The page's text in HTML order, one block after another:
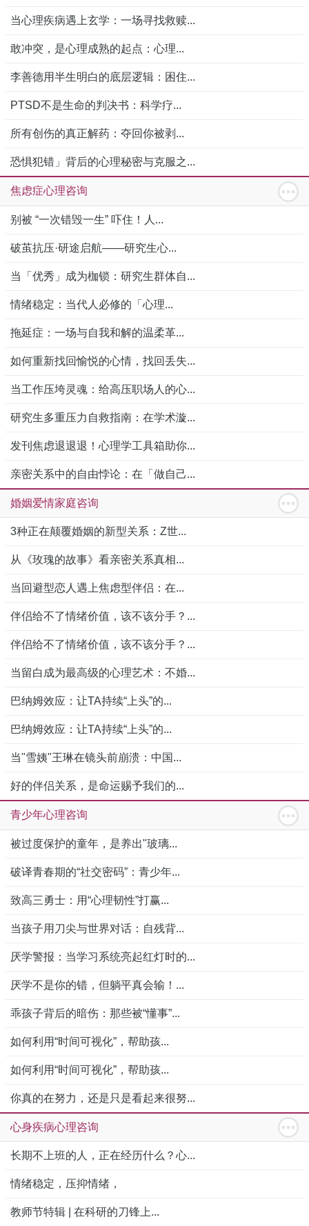
当心理疾病遇上玄学：一场寻找救赎...
敢冲突，是心理成熟的起点：心理...
李善德用半生明白的底层逻辑：困住...
PTSD不是生命的判决书：科学疗...
所有创伤的真正解药：夺回你被剥...
恐惧犯错」背后的心理秘密与克服之...
焦虑症心理咨询
别被 “一次错毁一生” 吓住！人...
破茧抗压·研途启航——研究生心...
当「优秀」成为枷锁：研究生群体自...
情绪稳定：当代人必修的「心理...
拖延症：一场与自我和解的温柔革...
如何重新找回愉悦的心情，找回丢失...
当工作压垮灵魂：给高压职场人的心...
研究生多重压力自救指南：在学术漩...
发刊焦虑退退退！心理学工具箱助你...
亲密关系中的自由悖论：在「做自己...
婚姻爱情家庭咨询
3种正在颠覆婚姻的新型关系：Z世...
从《玫瑰的故事》看亲密关系真相...
当回避型恋人遇上焦虑型伴侣：在...
伴侣给不了情绪价值，该不该分手？...
伴侣给不了情绪价值，该不该分手？...
当留白成为最高级的心理艺术：不婚...
巴纳姆效应：让TA持续“上头”的...
巴纳姆效应：让TA持续“上头”的...
当"雪姨"王琳在镜头前崩溃：中国...
好的伴侣关系，是命运赐予我们的...
青少年心理咨询
被过度保护的童年，是养出"玻璃...
破译青春期的“社交密码”：青少年...
致高三勇士：用“心理韧性”打赢...
当孩子用刀尖与世界对话：自残背...
厌学警报：当学习系统亮起红灯时的...
厌学不是你的错，但躺平真会输！...
乖孩子背后的暗伤：那些被“懂事”...
如何利用“时间可视化”，帮助孩...
如何利用“时间可视化”，帮助孩...
你真的在努力，还是只是看起来很努...
心身疾病心理咨询
长期不上班的人，正在经历什么？心...
情绪稳定，压抑情绪，
教师节特辑 | 在科研的刀锋上...